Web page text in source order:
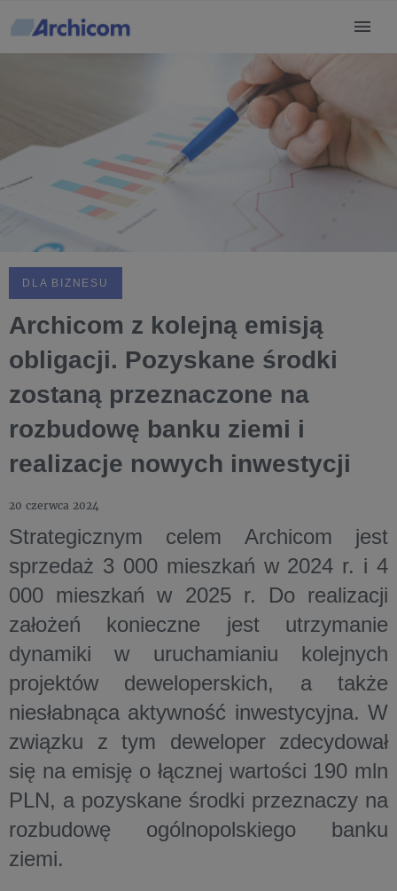
DLA BIZNESU
Archicom z kolejną emisją
obligacji. Pozyskane środki
zostaną przeznaczone na
rozbudowę banku ziemi i
realizacje nowych inwestycji
20 czerwca 2024
Strategicznym celem Archicom jest
sprzedaż 3 000 mieszkań w 2024 r. i 4
000 mieszkań w 2025 r. Do realizacji
założeń konieczne jest utrzymanie
dynamiki w uruchamianiu kolejnych
projektów deweloperskich, a także
niesłabnąca aktywność inwestycyjna. W
związku z tym deweloper zdecydował
się na emisję o łącznej wartości 190 mln
PLN, a pozyskane środki przeznaczy na
rozbudowę ogólnopolskiego banku
ziemi.